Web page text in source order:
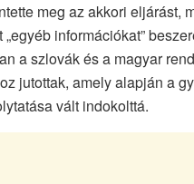
meg az akkori eljárást,
„egyéb információkat”
a szlovák és a magyar
jutottak, amely alapján a
vált indokolttá.